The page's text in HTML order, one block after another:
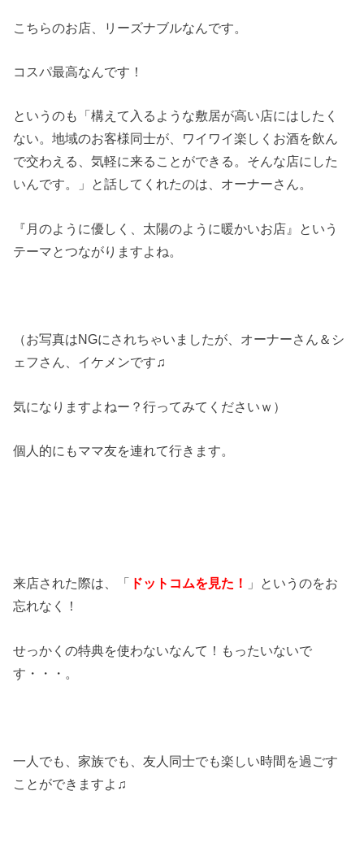
こちらのお店、リーズナブルなんです。
コスパ最高なんです！
というのも「構えて入るような敷居が高い店にはしたく
ない。地域のお客様同士が、ワイワイ楽しくお酒を飲ん
で交わえる、気軽に来ることができる。そんな店にした
いんです。」と話してくれたのは、オーナーさん。
『月のように優しく、太陽のように暖かいお店』という
テーマとつながりますよね。
（お写真はNGにされちゃいましたが、オーナーさん＆シ
ェフさん、イケメンです♫
気になりますよねー？行ってみてくださいｗ）
個人的にもママ友を連れて行きます。
来店された際は、「 ドットコムを見た！
」というのをお
忘れなく！
せっかくの特典を使わないなんて！もったいないで
す・・・。
一人でも、家族でも、友人同士でも楽しい時間を過ごす
ことができますよ♫